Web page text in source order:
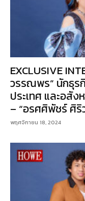
EXCLUSIVE
วรรณพร” นักธุร
ประเทศ และอสั
– “อรศศิพัชร์ ศิ
พฤศจิกายน 18, 2024